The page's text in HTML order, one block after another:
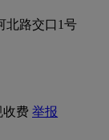
北路交口1号
收费举报